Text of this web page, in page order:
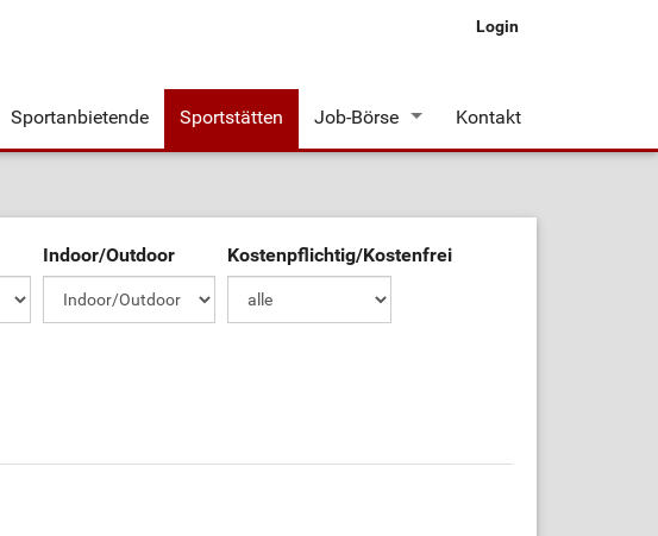
Login
Sportanbietende Sportstätten Job-Börse Kontakt
Indoor/Outdoor Kostenpflichtig/Kostenfrei